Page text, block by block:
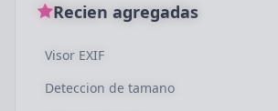
Recien agregadas
Visor EXIF
Deteccion de tamano